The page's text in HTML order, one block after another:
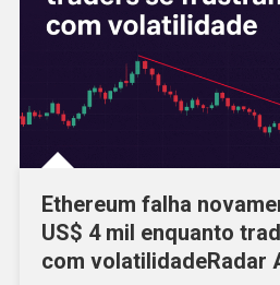
Ethereum falha
US$ 4 mil enquanto
com volatilidadeRadar